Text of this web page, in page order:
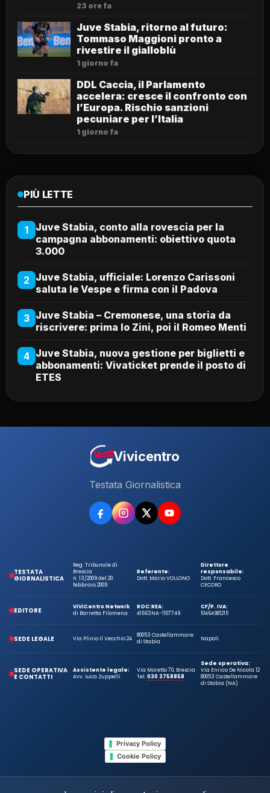
23 ore fa
Juve Stabia, ritorno al futuro:
Tommaso Maggioni pronto a
rivestire il gialloblù
1 giorno fa
DDL Caccia, il Parlamento
accelera: cresce il confronto con
l’Europa. Rischio sanzioni
pecuniare per l’Italia
1 giorno fa
PIÙ LETTE
1
Juve Stabia, conto alla rovescia per la
campagna abbonamenti: obiettivo quota
3.000
2 Juve Stabia, ufficiale: Lorenzo Carissoni
saluta le Vespe e firma con il Padova
3 Juve Stabia – Cremonese, una storia da
riscrivere: prima lo Zini, poi il Romeo Menti
4 Juve Stabia, nuova gestione per biglietti e
abbonamenti: Vivaticket prende il posto di
ETES
Vivicentro
Testata Giornalistica
TESTATA
GIORNALISTICA
Reg. Tribunale di
Brescia
n. 13/2009 del 20
febbraio 2009
Referente:
Dott. Mario VOLLONO
Direttore
responsabile:
Dott. Francesco
CECORO
EDITORE
ViViCentro Network
di Barretta Filomena
ROC:
41663
REA:
NA-1107749
CF/P. IVA:
10464981215
SEDE LEGALE Via Plinio Il Vecchio 24
80053 Castellammare
di Stabia
Napoli
SEDE OPERATIVA
E CONTATTI
Assistente legale:
Avv. Luca Zuppelli
Via Moretto 70, Brescia
Tel.030 3758858
Sede operativa:
Via Enrico De Nicola 12
80053 Castellammare
di Stabia (NA)
Privacy Policy
Cookie Policy